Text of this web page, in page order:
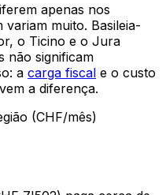
apenas nos
variam muito. Basileia-
o Ticino e o Jura
não significam
a carga fiscal e o custo
a diferença.
(CHF/mês)